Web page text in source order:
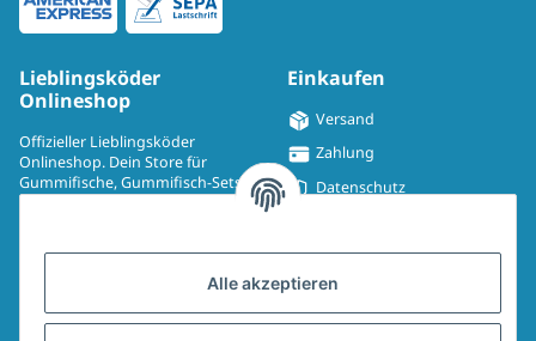
Alle akzeptieren
Lieblingsköder
Onlineshop
Offizieller Lieblingsköder
Onlineshop. Dein Store für
Gummifische, Gummifisch-Sets,
Einkaufen
Versand
Zahlung
Datenschutz
Widerrufsrecht
AGB
Sitemap